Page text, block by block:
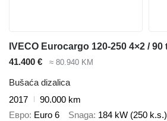
41.400 € ≈ 80.940 KM
Bušaća dizalica
2017
90.000 km
Евро Euro 6 Snaga 184 kW (250 k.s.)